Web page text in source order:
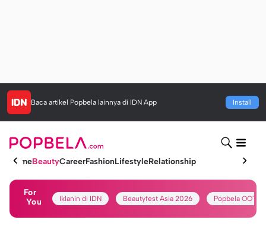
Baca artikel Popbela lainnya di IDN App Install
HomeBeautyCareerFashionLifestyleRelationship
For
You
Iklanin di IDN Beautyfest Asia 2026 Popbela OOTD